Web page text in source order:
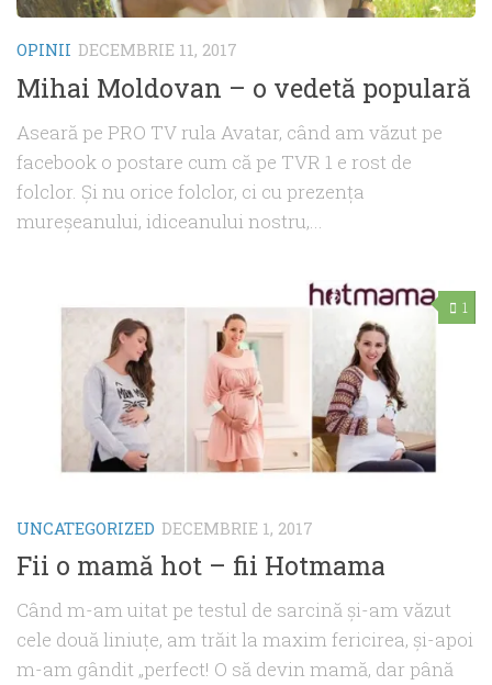
OPINII DECEMBRIE 11, 2017
Mihai Moldovan – o vedetă populară
Aseară pe PRO TV rula Avatar, când am văzut pe
facebook o postare cum că pe TVR 1 e rost de
folclor. Şi nu orice folclor, ci cu prezenţa
mureşeanului, idiceanului nostru,...
1
UNCATEGORIZED DECEMBRIE 1, 2017
Fii o mamă hot – fii Hotmama
Când m-am uitat pe testul de sarcină şi-am văzut
cele două liniuţe, am trăit la maxim fericirea, şi-apoi
m-am gândit „perfect! O să devin mamă, dar până